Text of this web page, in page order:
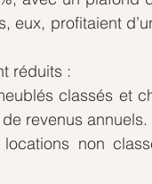
eux, profitaient
réduits :
classés et
revenus annuels.
non